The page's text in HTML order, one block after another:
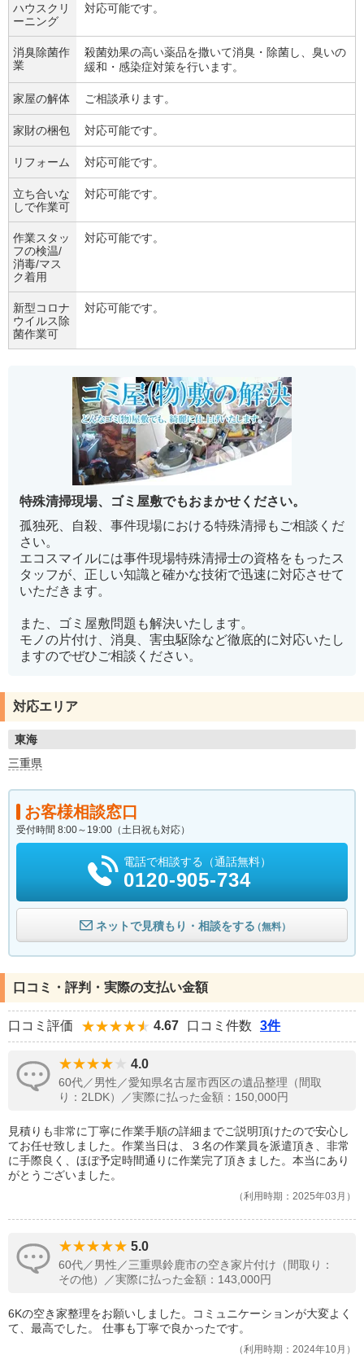
ハウスクリ
ーニング
対応可能です。
消臭除菌作
業
殺菌効果の高い薬品を撒いて消臭・除菌し、臭いの
緩和・感染症対策を行います。
家屋の解体 ご相談承ります。
家財の梱包 対応可能です。
リフォーム 対応可能です。
立ち合いな
しで作業可
対応可能です。
作業スタッ
フの検温/
消毒/マス
ク着用
対応可能です。
新型コロナ
ウイルス除
菌作業可
対応可能です。
特殊清掃現場、ゴミ屋敷でもおまかせください。
孤独死、自殺、事件現場における特殊清掃もご相談くだ
さい。
エコスマイルには事件現場特殊清掃士の資格をもったス
タッフが、正しい知識と確かな技術で迅速に対応させて
いただきます。
また、ゴミ屋敷問題も解決いたします。
モノの片付け、消臭、害虫駆除など徹底的に対応いたし
ますのでぜひご相談ください。
対応エリア
東海
三重県
お客様相談窓口
受付時間 8:00～19:00（土日祝も対応）
電話で相談する（通話無料）
0120-905-734
ネットで見積もり・相談をする（無料）
口コミ・評判・実際の支払い金額
口コミ評価 4.67 口コミ件数 3件
4.0
60代／男性／愛知県名古屋市西区の遺品整理（間取
り：2LDK）／実際に払った金額：150,000円
見積りも非常に丁寧に作業手順の詳細までご説明頂けたので安心し
てお任せ致しました。作業当日は、３名の作業員を派遣頂き、非常
に手際良く、ほぼ予定時間通りに作業完了頂きました。本当にあり
がとうございました。
利用時期：2025年03月
5.0
60代／男性／三重県鈴鹿市の空き家片付け（間取り：
その他）／実際に払った金額：143,000円
6Kの空き家整理をお願いしました。コミュニケーションが大変よく
て、最高でした。 仕事も丁寧で良かったです。
利用時期：2024年10月